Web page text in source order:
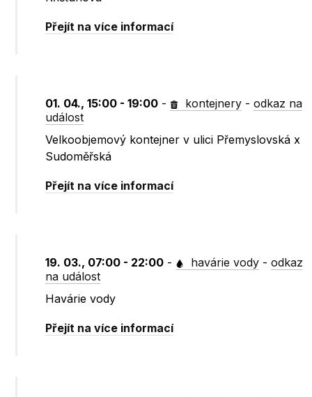
Přejít na více informací
01. 04., 15:00 - 19:00 - kontejnery -odkaz na
událost
Velkoobjemový kontejner v ulici Přemyslovská x
Sudoměřská
Přejít na více informací
19. 03., 07:00 - 22:00 - havárie vody -odkaz
na událost
Havárie vody
Přejít na více informací